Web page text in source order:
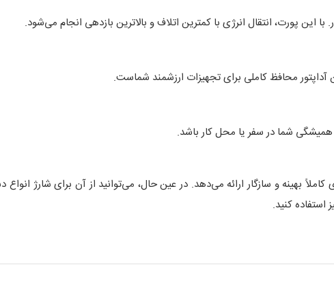
آداپتور محافظ کاملی برای تجهیزات ارزشمند شماست.
شما در سفر یا محل کار باشد.